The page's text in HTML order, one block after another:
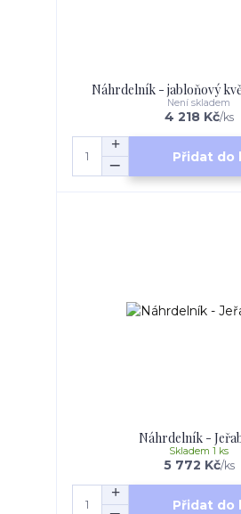
Náhrdelník - jabloňový
4 218 Kč/ks
Není skladem
Přidat do
Náhrdelník -
5 772 Kč/ks
Skladem 1 ks
Přidat do